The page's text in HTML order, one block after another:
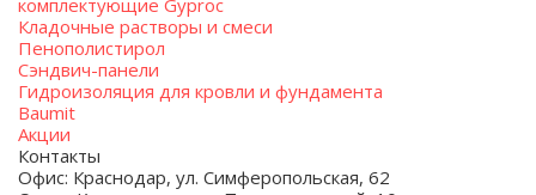
комплектующие Gyproc
Кладочные растворы и смеси
Пенополистирол
Сэндвич-панели
Гидроизоляция для кровли и фундамента
Baumit
Акции
Контакты
Офис: Краснодар, ул. Симферопольская, 62